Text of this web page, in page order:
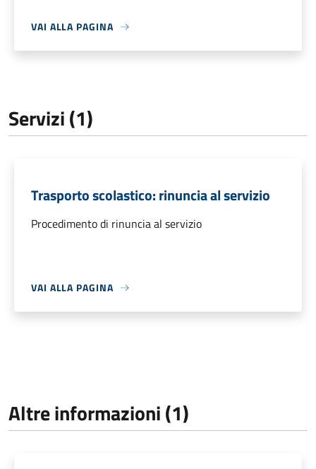
VAI ALLA PAGINA
Servizi (1)
Trasporto scolastico: rinuncia al servizio
Procedimento di rinuncia al servizio
VAI ALLA PAGINA
Altre informazioni (1)